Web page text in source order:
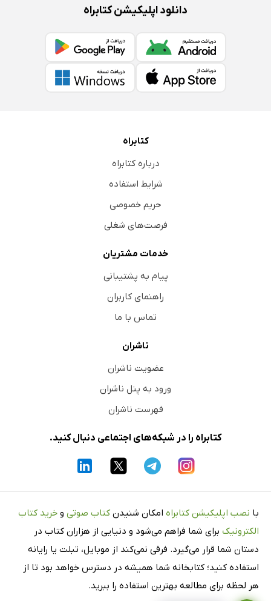
دانلود اپلیکیشن کتابراه
کتابراه
درباره کتابراه
شرایط استفاده
حریم خصوصی
فرصت‌های شغلی
خدمات مشتریان
پیام به پشتیبانی
راهنمای کاربران
تماس با ما
ناشران
عضویت ناشران
ورود به پنل ناشران
فهرست ناشران
کتابراه را در شبکه‌های اجتماعی دنبال کنید.
با نصب اپلیکیشن کتابراه امکان شنیدن کتاب صوتی و خرید کتاب
الکترونیک برای شما فراهم می‌شود و دنیایی از هزاران کتاب در
دستان شما قرار می‌گیرد. فرقی نمی‌کند از موبایل، تبلت یا رایانه
استفاده کنید؛ کتابخانه شما همیشه در دسترس خواهد بود تا از
هر لحظه برای مطالعه بهترین استفاده را ببرید.